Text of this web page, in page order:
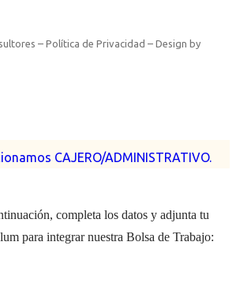
CAJERO/ADMINISTRATIVO.
– Política de Privacidad – Design by
completa los datos y adjunta tu
para integrar nuestra Bolsa de Trabajo: